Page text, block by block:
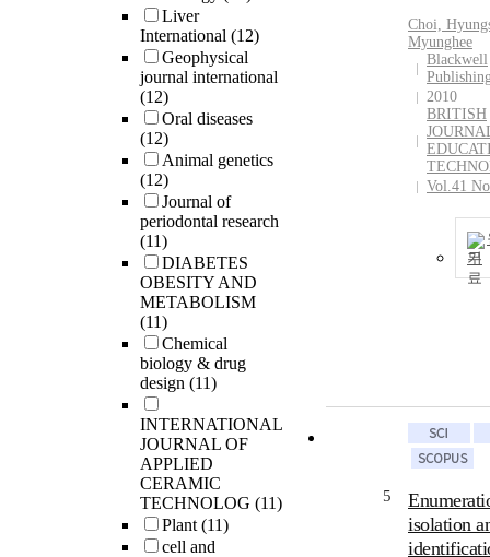
Liver
International (12)
Geophysical
journal international
(12)
Oral diseases
(12)
Animal genetics
(12)
Journal of
periodontal research
(11)
DIABETES
OBESITY AND
METABOLISM
(11)
Chemical
biology & drug
design (11)
INTERNATIONAL
JOURNAL OF
APPLIED
CERAMIC
TECHNOLOG (11)
Plant(11)
cell and
Choi,
Myunghee
Blackwell
2010
BRITISH
Vol.41
기
5
isolation